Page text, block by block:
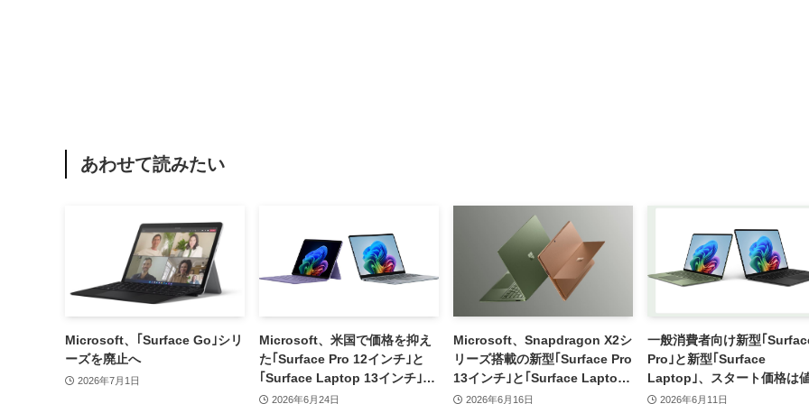
あわせて読みたい
Microsoft、｢Surface Go｣シリ
ーズを廃止へ
2026年7月1日
Microsoft、米国で価格を抑え
た｢Surface Pro 12インチ｣と
｢Surface Laptop 13インチ｣の
8GB RAMモデルを投入
2026年6月24日
Microsoft、Snapdragon X2シ
リーズ搭載の新型｢Surface Pro
13インチ｣と｢Surface Laptop
13.8/15インチ｣を発表
2026年6月16日
一般消費者向け新型｢
Pro｣と新型｢Surface
Laptop｣、スタート価格は
げか ｰ ｢Surface Pro｣は大幅
2026年6月11日